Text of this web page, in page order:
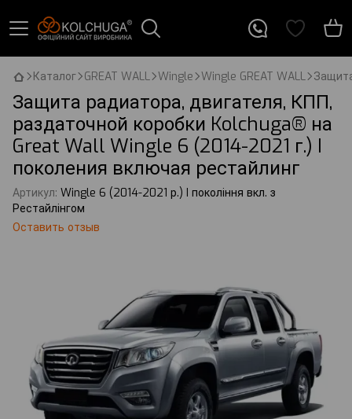
Каталог GREAT WALL Wingle Wingle GREAT WALL
Защита радиатора, двигателя, КПП,
раздаточной коробки Kolchuga® на
Great Wall Wingle 6 (2014-2021 г.) I
поколения включая рестайлинг
Артикул: Wingle 6 (2014-2021 р.) I покоління вкл. з
Рестайлінгом
Оставить отзыв